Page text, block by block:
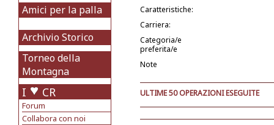
Amici per la palla
Archivio Storico
Torneo della
Montagna
I CR
Forum
Collabora con noi
Caratteristiche:
Carriera:
Categoria/e
preferita/e
Note
ULTIME 50 OPERAZIONI ESEGUITE